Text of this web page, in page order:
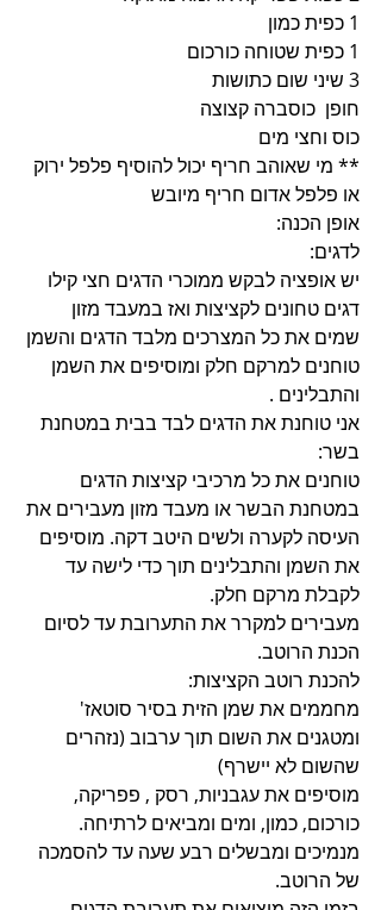
1 כפית כמון
1 כפית שטוחה כורכום
3 שיני שום כתושות
חופן  כוסברה קצוצה
כוס וחצי מים
** מי שאוהב חריף יכול להוסיף פלפל ירוק
או פלפל אדום חריף מיובש
אופן הכנה:
לדגים:
יש אופציה לבקש ממוכרי הדגים חצי קילו
דגים טחונים לקציצות ואז במעבד מזון
שמים את כל המצרכים מלבד הדגים והשמן
טוחנים למרקם חלק ומוסיפים את השמן
והתבלינים .
אני טוחנת את הדגים לבד בבית במטחנת
בשר:
טוחנים את כל מרכיבי קציצות הדגים
במטחנת הבשר או מעבד מזון מעבירים את
העיסה לקערה ולשים היטב דקה. מוסיפים
את השמן והתבלינים תוך כדי לישה עד
לקבלת מרקם חלק.
מעבירים למקרר את התערובת עד לסיום
הכנת הרוטב.
להכנת רוטב הקציצות:
מחממים את שמן הזית בסיר סוטאז'
ומטגנים את השום תוך ערבוב (נזהרים
שהשום לא יישרף)
מוסיפים את עגבניות, רסק , פפריקה,
כורכום, כמון, ומים ומביאים לרתיחה.
מנמיכים ומבשלים רבע שעה עד להסמכה
של הרוטב.